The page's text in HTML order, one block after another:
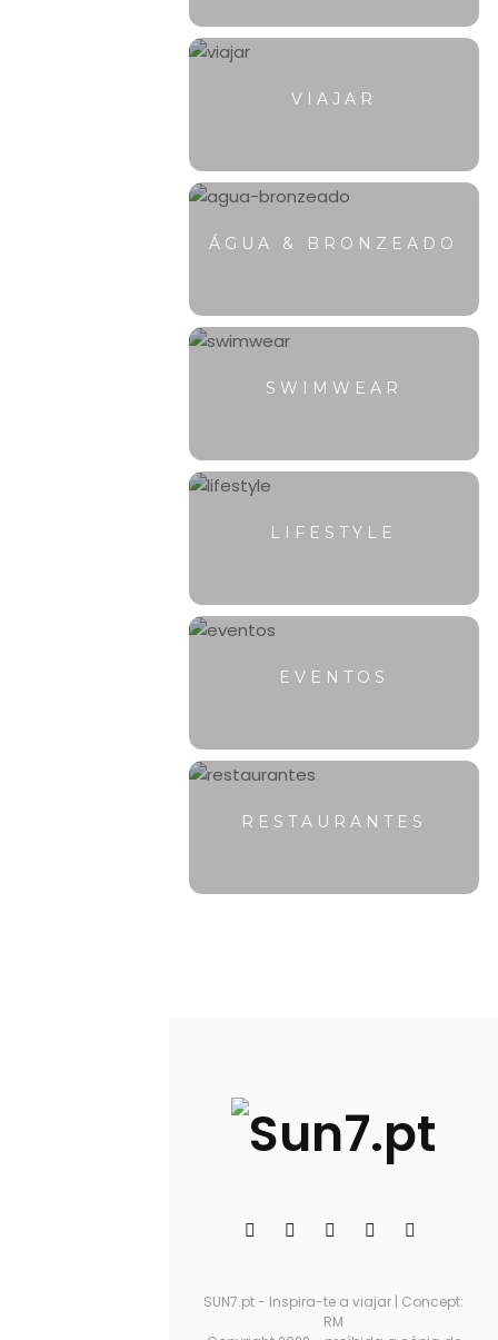
VIAJAR
ÁGUA & BRONZEADO
SWIMWEAR
LIFESTYLE
EVENTOS
RESTAURANTES
SUN7.pt - Inspira-te a viajar | Concept:
RM